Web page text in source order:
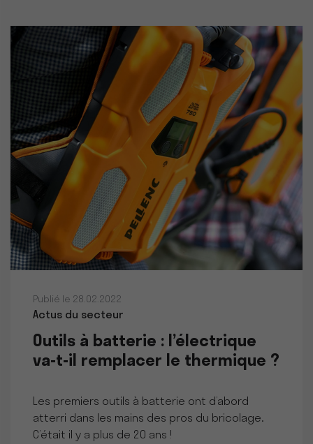
Publié le 28.02.2022
Actus du secteur
Outils à batterie : l’électrique
va-t-il remplacer le thermique ?
Les premiers outils à batterie ont d’abord
atterri dans les mains des pros du bricolage.
C’était il y a plus de 20 ans !